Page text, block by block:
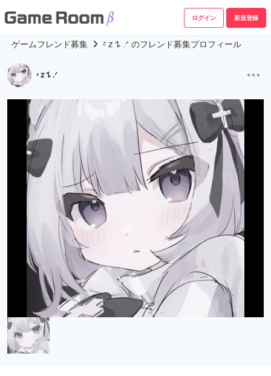
ログイン 新規登録
ゲームフレンド募集 ᶻ 𝗓 𐰁 .ᐟ のフレンド募集プロフィール
ᶻ 𝗓 𐰁 .ᐟ